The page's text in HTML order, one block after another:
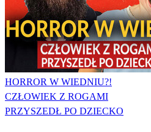
HORROR W WIEDNIU?!
CZŁOWIEK Z ROGAMI
PRZYSZEDŁ PO DZIECKO